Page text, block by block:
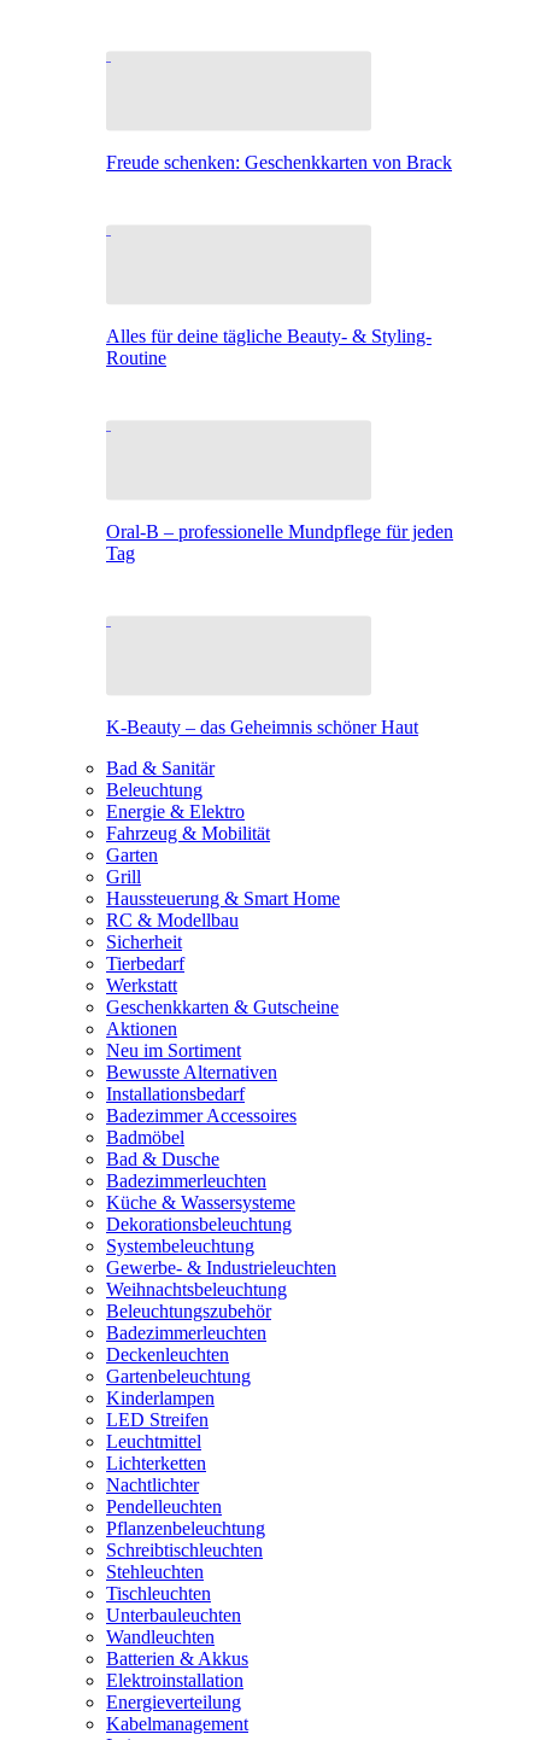
Freude schenken: Geschenkkarten von Brack
Alles für deine tägliche Beauty- & Styling-
Routine
Oral-B – professionelle Mundpflege für jeden
Tag
K-Beauty – das Geheimnis schöner Haut
Bad & Sanitär
Beleuchtung
Energie & Elektro
Fahrzeug & Mobilität
Garten
Grill
Haussteuerung & Smart Home
RC & Modellbau
Sicherheit
Tierbedarf
Werkstatt
Geschenkkarten & Gutscheine
Aktionen
Neu im Sortiment
Bewusste Alternativen
Installationsbedarf
Badezimmer Accessoires
Badmöbel
Bad & Dusche
Badezimmerleuchten
Küche & Wassersysteme
Dekorationsbeleuchtung
Systembeleuchtung
Gewerbe- & Industrieleuchten
Weihnachtsbeleuchtung
Beleuchtungszubehör
Badezimmerleuchten
Deckenleuchten
Gartenbeleuchtung
Kinderlampen
LED Streifen
Leuchtmittel
Lichterketten
Nachtlichter
Pendelleuchten
Pflanzenbeleuchtung
Schreibtischleuchten
Stehleuchten
Tischleuchten
Unterbauleuchten
Wandleuchten
Batterien & Akkus
Elektroinstallation
Energieverteilung
Kabelmanagement